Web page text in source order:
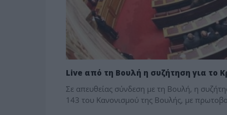
Live από τη Βουλή η συζήτηση για το
Σε απευθείας σύνδεση με τη Βουλή, η
143 του Κανονισμού της Βουλής, με